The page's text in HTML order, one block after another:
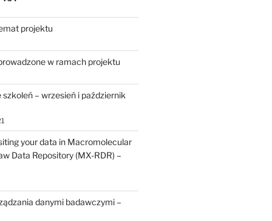
projektu
w ramach projektu
– wrzesień i październik
your data in Macromolecular
Data Repository (MX-RDR) –
danymi badawczymi –